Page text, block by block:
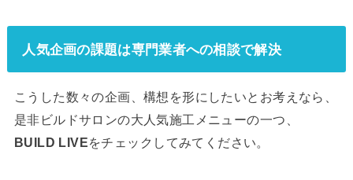
人気企画の課題は専門業者への相談で解決
こうした数々の企画、構想を形にしたいとお考えなら、
是非ビルドサロンの大人気施工メニューの一つ、
BUILD LIVEをチェックしてみてください。